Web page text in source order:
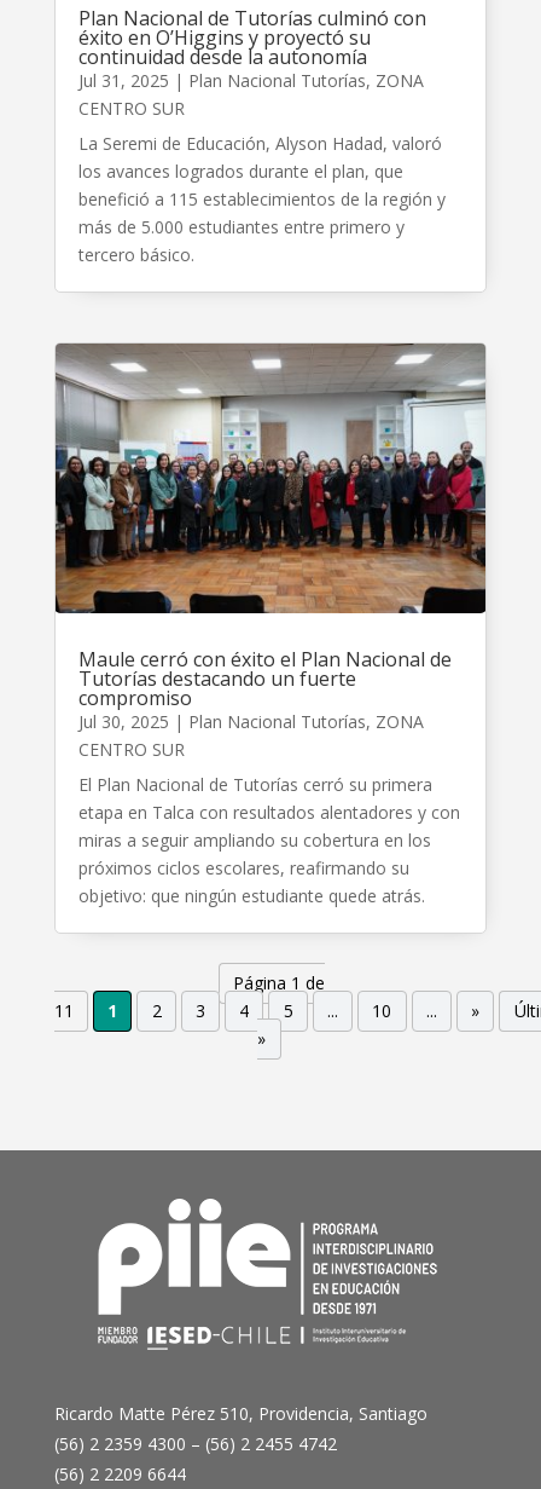
Plan Nacional de Tutorías culminó con
éxito en O’Higgins y proyectó su
continuidad desde la autonomía
Jul 31, 2025 | Plan Nacional Tutorías, ZONA
CENTRO SUR
La Seremi de Educación, Alyson Hadad, valoró
los avances logrados durante el plan, que
benefició a 115 establecimientos de la región y
más de 5.000 estudiantes entre primero y
tercero básico.
Maule cerró con éxito el Plan Nacional de
Tutorías destacando un fuerte
compromiso
Jul 30, 2025 | Plan Nacional Tutorías, ZONA
CENTRO SUR
El Plan Nacional de Tutorías cerró su primera
etapa en Talca con resultados alentadores y con
miras a seguir ampliando su cobertura en los
próximos ciclos escolares, reafirmando su
objetivo: que ningún estudiante quede atrás.
Página 1 de
11
1 2 3 4 5 ... 10 ... »
»
Ricardo Matte Pérez 510, Providencia, Santiago
(56) 2 2359 4300 – (56) 2 2455 4742
(56) 2 2209 6644